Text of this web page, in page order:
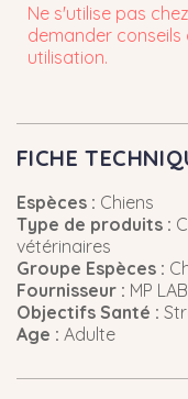
Ne s'utilise pas
demander
utilisation.
FICHE
Espèces : Chiens
Type de produits :
vétérinaires
Groupe Espèces :
Fournisseur : MP
Objectifs Santé :
Age : Adulte